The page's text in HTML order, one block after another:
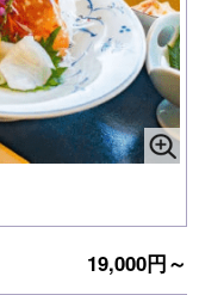
19,000円～